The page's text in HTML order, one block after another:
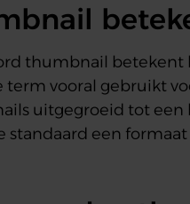
thumbnail betekent
term vooral gebruikt
uitgegroeid tot een
standaard een